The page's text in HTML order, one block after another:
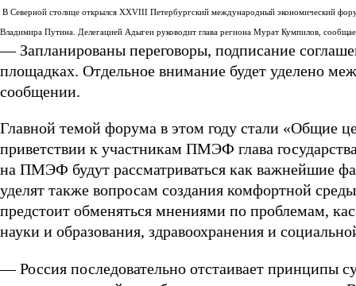
В Северной столице открылся XXVIII Петербургский международный экономический
Владимира Путина. Делегацией Адыгеи руководит глава региона Мурат Кумпилов,
— Запланированы переговоры, подписание
площадках. Отдельное внимание будет уделено
сообщении.
Главной темой форума в этом году стали «Общие
приветствии к участникам ПМЭФ глава
на ПМЭФ будут рассматриваться как важнейшие
уделят также вопросам создания комфортной
предстоит обменяться мнениями по проблемам,
науки и образования, здравоохранения и
— Россия последовательно отстаивает принципы